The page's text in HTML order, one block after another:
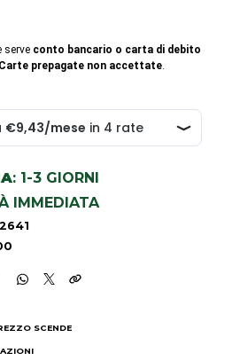
serve conto bancario o carta di debito
prepagate non accettate.
: 1-3 GIORNI
IMMEDIATA
SCENDE